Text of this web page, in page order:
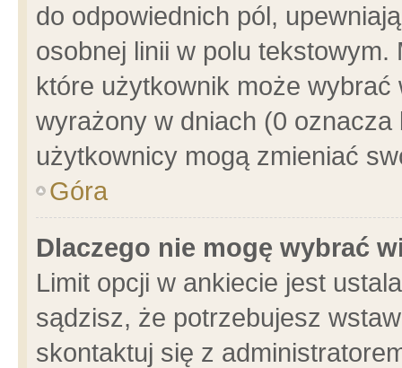
do odpowiednich pól,
osobnej linii w polu
które użytkownik może
wyrażony w dniach (0
użytkownicy mogą zmieniać
Góra
Dlaczego nie mogę wybrać
Limit opcji w ankiecie jest
sądzisz, że potrzebujesz
skontaktuj się z